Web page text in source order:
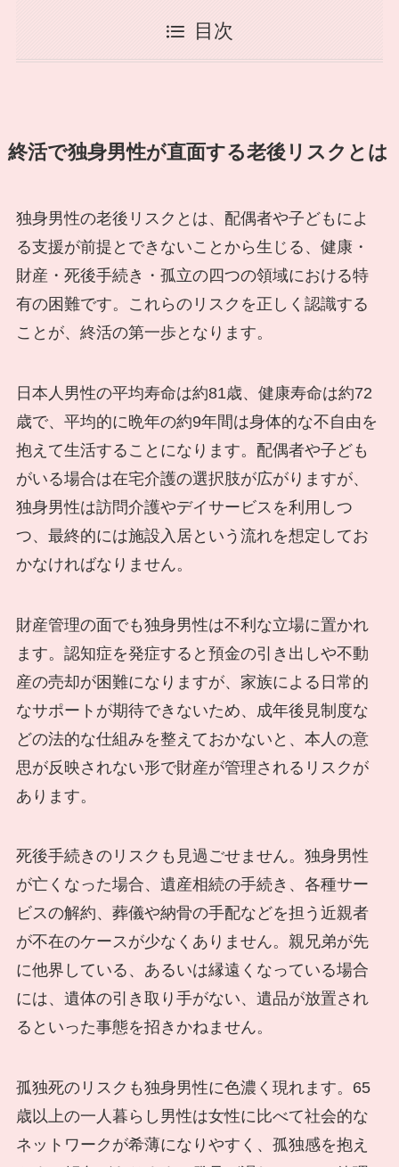
目次
終活で独身男性が直面する老後リスクとは
独身男性の老後リスクとは、配偶者や子どもによ
る支援が前提とできないことから生じる、健康・
財産・死後手続き・孤立の四つの領域における特
有の困難です。これらのリスクを正しく認識する
ことが、終活の第一歩となります。
日本人男性の平均寿命は約81歳、健康寿命は約72
歳で、平均的に晩年の約9年間は身体的な不自由を
抱えて生活することになります。配偶者や子ども
がいる場合は在宅介護の選択肢が広がりますが、
独身男性は訪問介護やデイサービスを利用しつ
つ、最終的には施設入居という流れを想定してお
かなければなりません。
財産管理の面でも独身男性は不利な立場に置かれ
ます。認知症を発症すると預金の引き出しや不動
産の売却が困難になりますが、家族による日常的
なサポートが期待できないため、成年後見制度な
どの法的な仕組みを整えておかないと、本人の意
思が反映されない形で財産が管理されるリスクが
あります。
死後手続きのリスクも見過ごせません。独身男性
が亡くなった場合、遺産相続の手続き、各種サー
ビスの解約、葬儀や納骨の手配などを担う近親者
が不在のケースが少なくありません。親兄弟が先
に他界している、あるいは縁遠くなっている場合
には、遺体の引き取り手がない、遺品が放置され
るといった事態を招きかねません。
孤独死のリスクも独身男性に色濃く現れます。65
歳以上の一人暮らし男性は女性に比べて社会的な
ネットワークが希薄になりやすく、孤独感を抱え